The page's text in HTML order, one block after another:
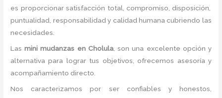
es proporcionar satisfacción total, compromiso, disposición,
puntualidad, responsabilidad y calidad humana cubriendo las
necesidades.
Lasmini mudanzas en Cholula, son una excelente opción y
alternativa para lograr tus objetivos, ofrecemos asesoría y
acompañamiento directo.
Nos caracterizamos por ser confiables y honestos,